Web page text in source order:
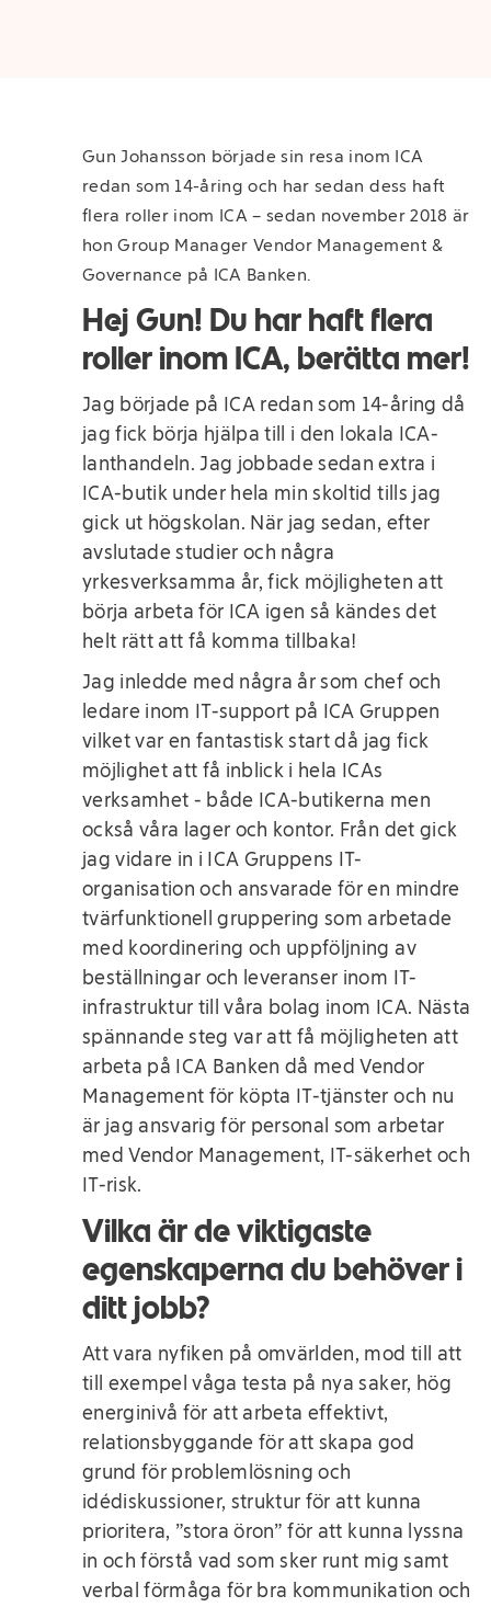
Gun Johansson började sin resa inom ICA
redan som 14-åring och har sedan dess haft
flera roller inom ICA – sedan november 2018 är
hon Group Manager Vendor Management &
Governance på ICA Banken.
Hej Gun! Du har haft flera
roller inom ICA, berätta mer!
Jag började på ICA redan som 14-åring då
jag fick börja hjälpa till i den lokala ICA-
lanthandeln. Jag jobbade sedan extra i
ICA-butik under hela min skoltid tills jag
gick ut högskolan. När jag sedan, efter
avslutade studier och några
yrkesverksamma år, fick möjligheten att
börja arbeta för ICA igen så kändes det
helt rätt att få komma tillbaka!
Jag inledde med några år som chef och
ledare inom IT-support på ICA Gruppen
vilket var en fantastisk start då jag fick
möjlighet att få inblick i hela ICAs
verksamhet - både ICA-butikerna men
också våra lager och kontor. Från det gick
jag vidare in i ICA Gruppens IT-
organisation och ansvarade för en mindre
tvärfunktionell gruppering som arbetade
med koordinering och uppföljning av
beställningar och leveranser inom IT-
infrastruktur till våra bolag inom ICA. Nästa
spännande steg var att få möjligheten att
arbeta på ICA Banken då med Vendor
Management för köpta IT-tjänster och nu
är jag ansvarig för personal som arbetar
med Vendor Management, IT-säkerhet och
IT-risk.
Vilka är de viktigaste
egenskaperna du behöver i
ditt jobb?
Att vara nyfiken på omvärlden, mod till att
till exempel våga testa på nya saker, hög
energinivå för att arbeta effektivt,
relationsbyggande för att skapa god
grund för problemlösning och
idédiskussioner, struktur för att kunna
prioritera, ”stora öron” för att kunna lyssna
in och förstå vad som sker runt mig samt
verbal förmåga för bra kommunikation och